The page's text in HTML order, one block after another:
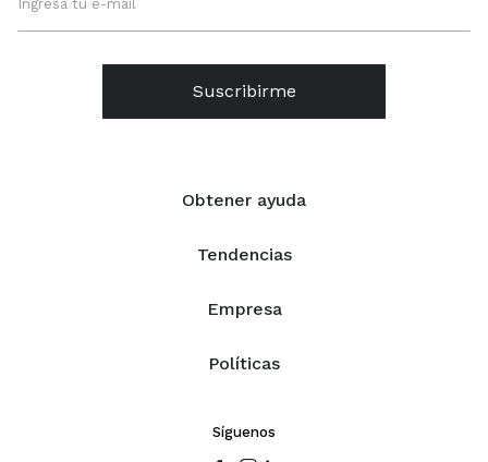
Obtener ayuda
Tendencias
Empresa
Políticas
Suscribirme
Síguenos